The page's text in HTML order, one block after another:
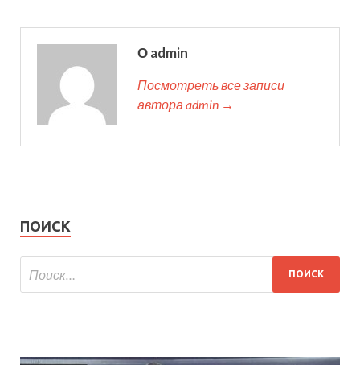
О admin
Посмотреть все записи
автора admin →
ПОИСК